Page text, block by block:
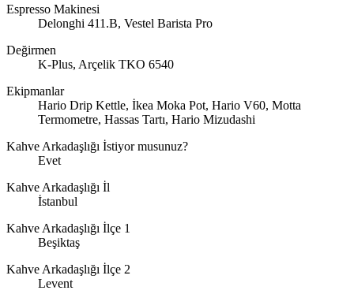
Espresso Makinesi
Delonghi 411.B, Vestel Barista Pro
Değirmen
K-Plus, Arçelik TKO 6540
Ekipmanlar
Hario Drip Kettle, İkea Moka Pot, Hario V60, Motta
Termometre, Hassas Tartı, Hario Mizudashi
Kahve Arkadaşlığı İstiyor musunuz?
Evet
Kahve Arkadaşlığı İl
İstanbul
Kahve Arkadaşlığı İlçe 1
Beşiktaş
Kahve Arkadaşlığı İlçe 2
Levent